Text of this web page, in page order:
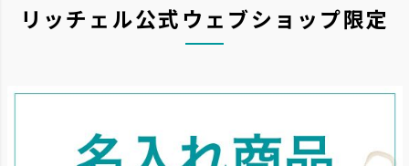
リッチェル公式ウェブショップ限定